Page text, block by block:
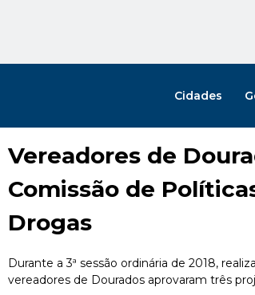
Cidades
Vereadores de
Comissão de
Drogas
Durante a 3ª sessão ordinária de 2018,
vereadores de Dourados aprovaram três